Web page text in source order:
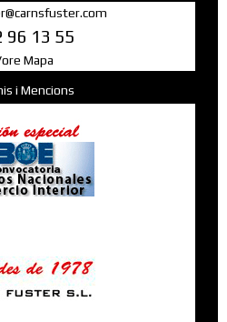
96 13 55
Mapa
i Mencions